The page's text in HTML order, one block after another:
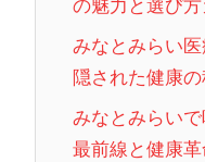
の魅力と選び
みなとみらい
隠された健康
みなとみらい
最前線と健康革